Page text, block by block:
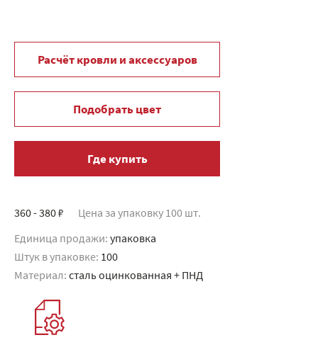
Расчёт кровли и аксессуаров
Подобрать цвет
Где купить
360 - 380 ₽ Цена за упаковку 100 шт.
Единица продажи: упаковка
Штук в упаковке: 100
Материал: сталь оцинкованная + ПНД